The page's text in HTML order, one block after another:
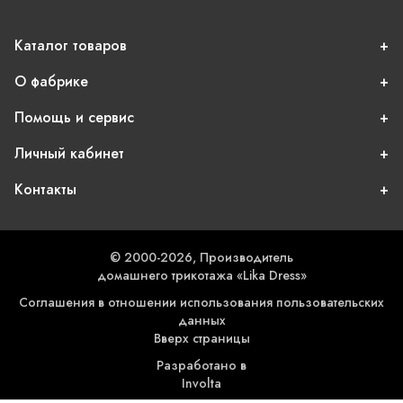
Каталог товаров
О фабрике
Помощь и сервис
Личный кабинет
Контакты
© 2000-2026, Производитель
домашнего трикотажа «Lika Dress»
Соглашения в отношении использования пользовательских
данных
Вверх страницы
Разработано в
Involta